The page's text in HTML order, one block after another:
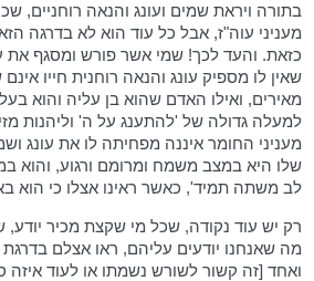
בתורה ויראת שמים ועונג והנאה רוחניים,
מעניני עוה"ז, אבל כל עוד הוא לא בדרגה
כזאת. והעד לכך! שמי אשר פורש ומסגף את
שאין לו מספיק עונג והנאה רוחנית חייו
מאירים, ואילו האדם שהוא בן עליה והוא
למעלה גדולה של 'להתענג על ה' וליהנות
מעניני החומר איננה מפחיתה לו את עונג
שלו היא במצב משמח ומרומם ורגוע, והוא
לב משתה תמיד', כאשר ראינו אצלו כי הוא
רק יש עוד נקודה, שכל מי שקצת מכיר יודע,
מה שאנחנו יודעים עליהם, ראו אצלם
ואחד [זה קשור לשורש נשמתו או לעוד איזה